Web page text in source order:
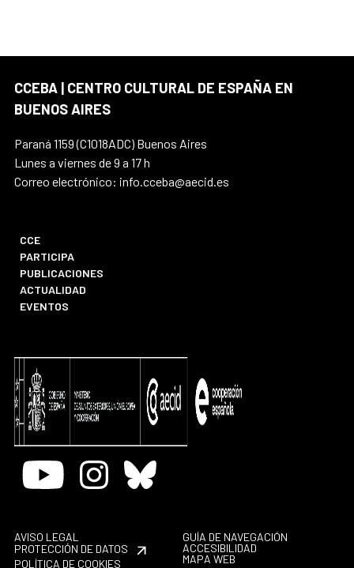
CCEBA | CENTRO CULTURAL DE ESPAÑA EN
BUENOS AIRES
Paraná 1159 (C1018ADC) Buenos Aires
Lunes a viernes de 9 a 17 h
Correo electrónico: info.cceba@aecid.es
CCE
PARTICIPA
PUBLICACIONES
ACTUALIDAD
EVENTOS
Youtube InstagramBluesky
AVISO LEGAL
PROTECCIÓN DE DATOS
POLÍTICA DE COOKIES
GUÍA DE NAVEGACIÓN
ACCESIBILIDAD
MAPA WEB